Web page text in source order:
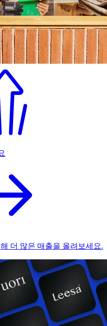
더 많은 매출을 올려보세요.